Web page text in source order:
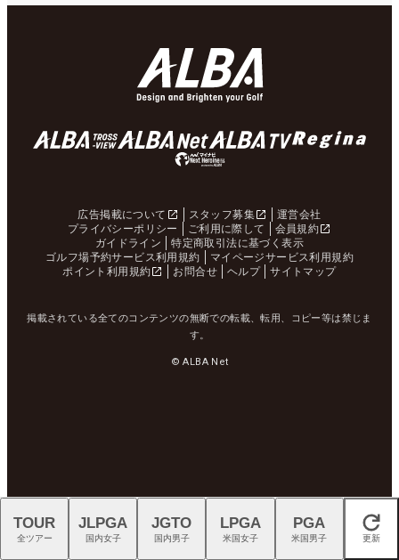
広告掲載について スタッフ募集
運営会社
プライバシーポリシー
ご利用に際して
会員規約
ガイドライン
特定商取引法に基づく表示
ゴルフ場予約サービス利用規約
マイページサービス利用規約
ポイント利用規約
お問合せ ヘルプ サイトマップ
掲載されている全てのコンテンツの無断での転載、転用、コピー等は禁じま
す。
© ALBA Net
閉じる
TOUR
全ツアー
JLPGA
国内女子
JGTO
国内男子
LPGA
米国女子
PGA
米国男子 更新